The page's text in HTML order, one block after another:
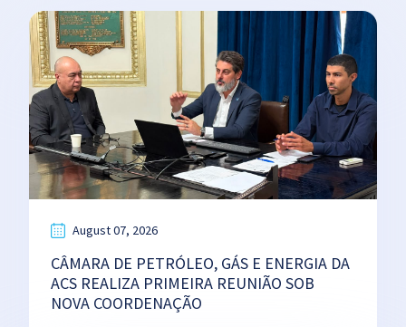
August 07, 2026
CÂMARA DE PETRÓLEO, GÁS E ENERGIA DA
ACS REALIZA PRIMEIRA REUNIÃO SOB
NOVA COORDENAÇÃO